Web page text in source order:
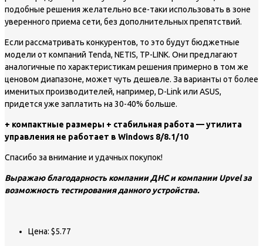
подобные решения желательно все-таки использовать в зоне
уверенного приема сети, без дополнительных препятствий.
Если рассматривать конкурентов, то это будут бюджетные
модели от компаний Tenda, NETIS, TP-LINK. Они предлагают
аналогичные по характеристикам решения примерно в том же
ценовом диапазоне, может чуть дешевле. За варианты от более
именитых производителей, например, D-Link или ASUS,
придется уже заплатить на 30-40% больше.
+ компактные размеры + стабильная работа — утилита
управления не работает в Windows 8/8.1/10
Спасибо за внимание и удачных покупок!
Выражаю благодарность компании ДНС и компании Upvel за
возможность тестирования данного устройства.
Цена: $5.77